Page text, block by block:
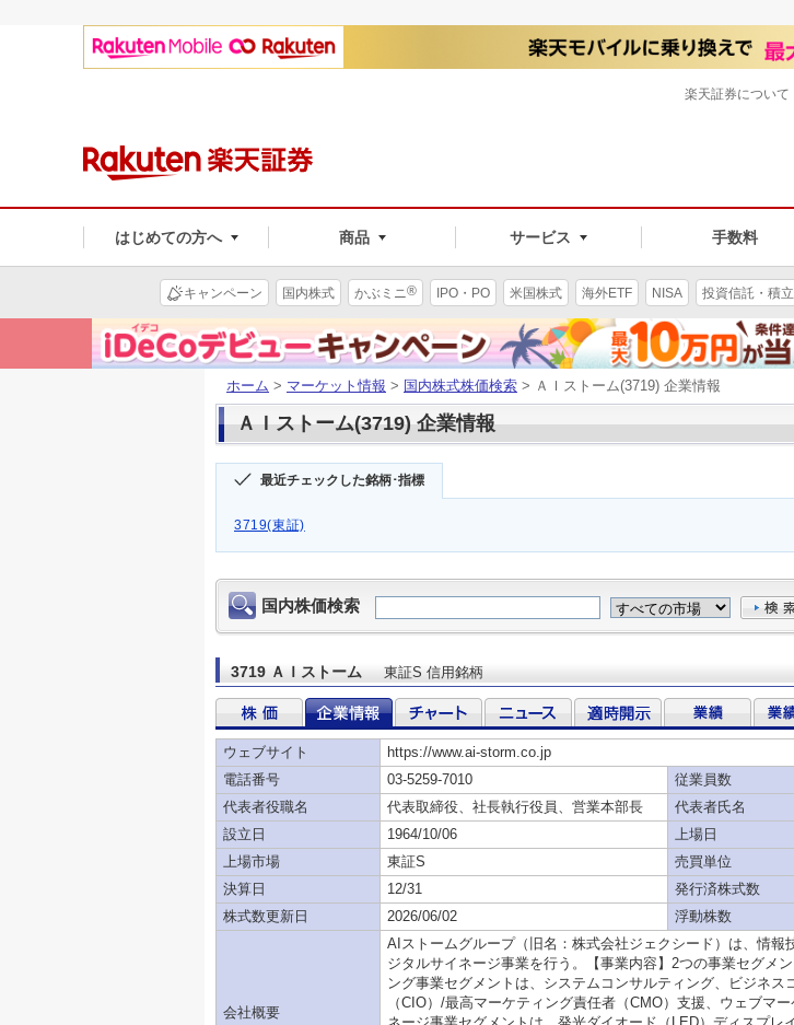
はじめての方へ 商品 サービス 手数料
楽天証券について
キャンペーン 国内株式 かぶミニ® IPO・PO 米国株式 海外ETF NISA 投資信託・積立
ホーム > マーケット情報 > 国内株式株価検索 > ＡＩストーム(3719) 企業情報
ＡＩストーム(3719) 企業情報
最近チェックした銘柄･指標
3719(東証)